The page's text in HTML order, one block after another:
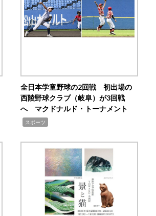
全日本学童野球の2回戦 初出場の
西陵野球クラブ（岐阜）が3回戦
へ マクドナルド・トーナメント
スポーツ